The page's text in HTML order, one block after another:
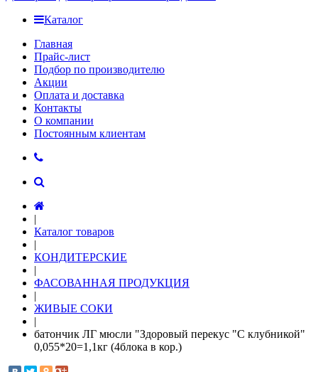
Каталог
Главная
Прайс-лист
Подбор по производителю
Акции
Оплата и доставка
Контакты
О компании
Постоянным клиентам
|
Каталог товаров
|
КОНДИТЕРСКИЕ
|
ФАСОВАННАЯ ПРОДУКЦИЯ
|
ЖИВЫЕ СОКИ
|
батончик ЛГ мюсли "Здоровый перекус "С клубникой"
0,055*20=1,1кг (4блока в кор.)